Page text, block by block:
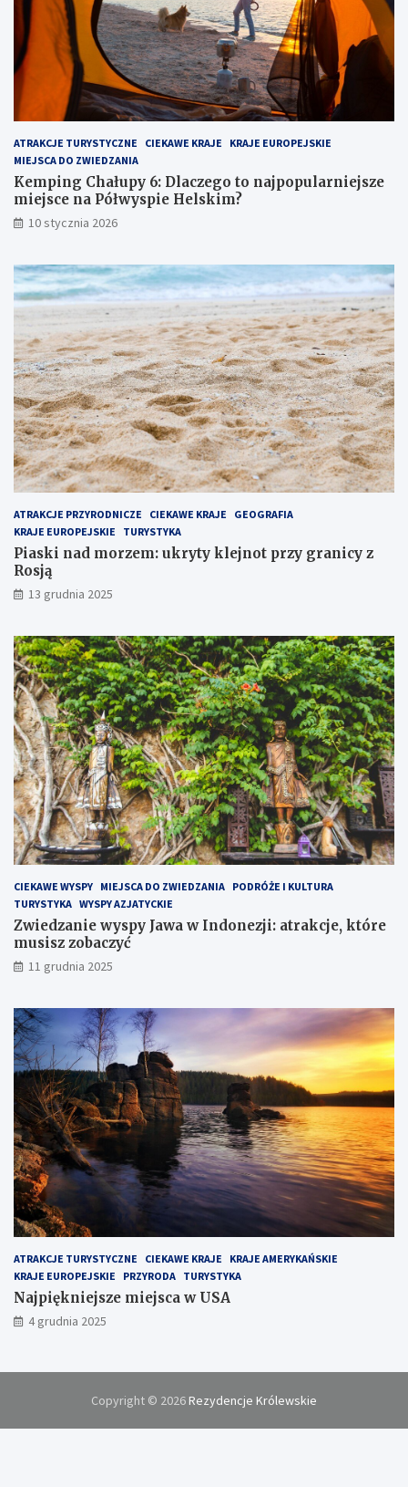
D
l
a
c
e
g
o
t
o
n
j
p
o
p
u
l
a
r
n
i
e
j
s
z
e
m
i
e
j
s
e
n
a
P
ó
ł
w
y
s
p
i
e
H
e
s
k
i
m
?
m
u
k
y
y
k
l
e
j
n
t
p
r
z
y
g
r
a
n
i
c
y
z
R
o
s
j
ą
ATRAKCJE TURYSTYCZNE CIEKAWE KRAJE
KRAJE EUROPEJSKIE
MIEJSCA DO ZWIEDZANIA
Kemping Chałupy 6: Dlaczego to najpopularniejsze
miejsce na Półwyspie Helskim?
10 stycznia 2026
ATRAKCJE PRZYRODNICZE CIEKAWE KRAJE
GEOGRAFIA
KRAJE EUROPEJSKIE
TURYSTYKA
Piaski nad morzem: ukryty klejnot przy granicy z
Rosją
13 grudnia 2025
CIEKAWE WYSPY MIEJSCA DO ZWIEDZANIA PODRÓŻE I KULTURA
TURYSTYKA WYSPY AZJATYCKIE
Zwiedzanie wyspy Jawa w Indonezji: atrakcje, które
musisz zobaczyć
11 grudnia 2025
ATRAKCJE TURYSTYCZNE CIEKAWE KRAJE
KRAJE AMERYKAŃSKIE
KRAJE EUROPEJSKIE
PRZYRODA TURYSTYKA
Najpiękniejsze miejsca w USA
4 grudnia 2025
Copyright © 2026Rezydencje Królewskie